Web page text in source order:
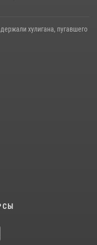
хулигана, пугавшего